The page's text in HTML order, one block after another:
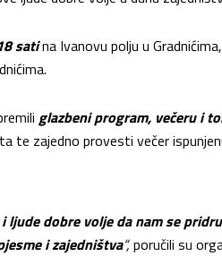
satina Ivanovu polju u
glazbeni program, večeru i
te zajedno provesti večer
ljude dobre volje da nam se
i zajedništva“,poručili su